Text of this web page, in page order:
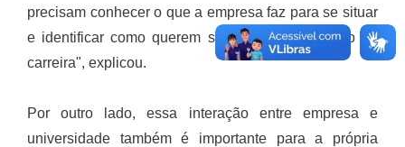
precisam conhecer o que a empresa faz para se situar
e identificar como querem se desenvolver dentro da
carreira", explicou.
Por outro lado, essa interação entre empresa e
universidade também é importante para a própria